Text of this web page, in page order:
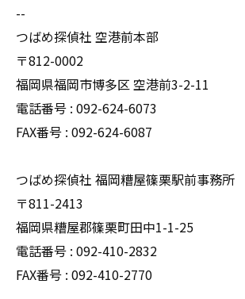
--
つばめ探偵社 空港前本部
〒812-0002
福岡県福岡市博多区 空港前3-2-11
電話番号 : 092-624-6073
FAX番号 : 092-624-6087
つばめ探偵社 福岡糟屋篠栗駅前事務所
〒811-2413
福岡県糟屋郡篠栗町田中1-1-25
電話番号 : 092-410-2832
FAX番号 : 092-410-2770